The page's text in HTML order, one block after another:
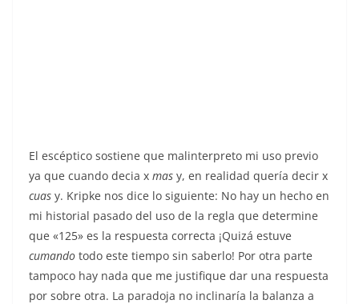
El escéptico sostiene que malinterpreto mi uso previo
ya que cuando decia x mas y, en realidad quería decir x
cuas y. Kripke nos dice lo siguiente: No hay un hecho en
mi historial pasado del uso de la regla que determine
que «125» es la respuesta correcta ¡Quizá estuve
cumando todo este tiempo sin saberlo! Por otra parte
tampoco hay nada que me justifique dar una respuesta
por sobre otra. La paradoja no inclinaría la balanza a